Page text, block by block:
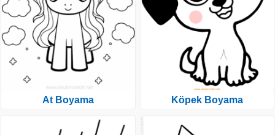
At Boyama Köpek Boyama